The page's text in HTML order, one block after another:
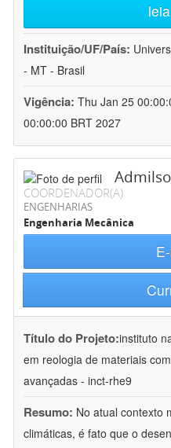
Instituição/UF/País:
- MT - Brasil
Vigência: Thu Jan 25
00:00:00 BRT 2027
COORDENADOR(A)
ENGENHARIAS
Engenharia Mecânica
Título do Projeto:instituto
em reologia de materiais
avançadas - inct-rhe9
Resumo: No atual contexto
climáticas, é fato que o